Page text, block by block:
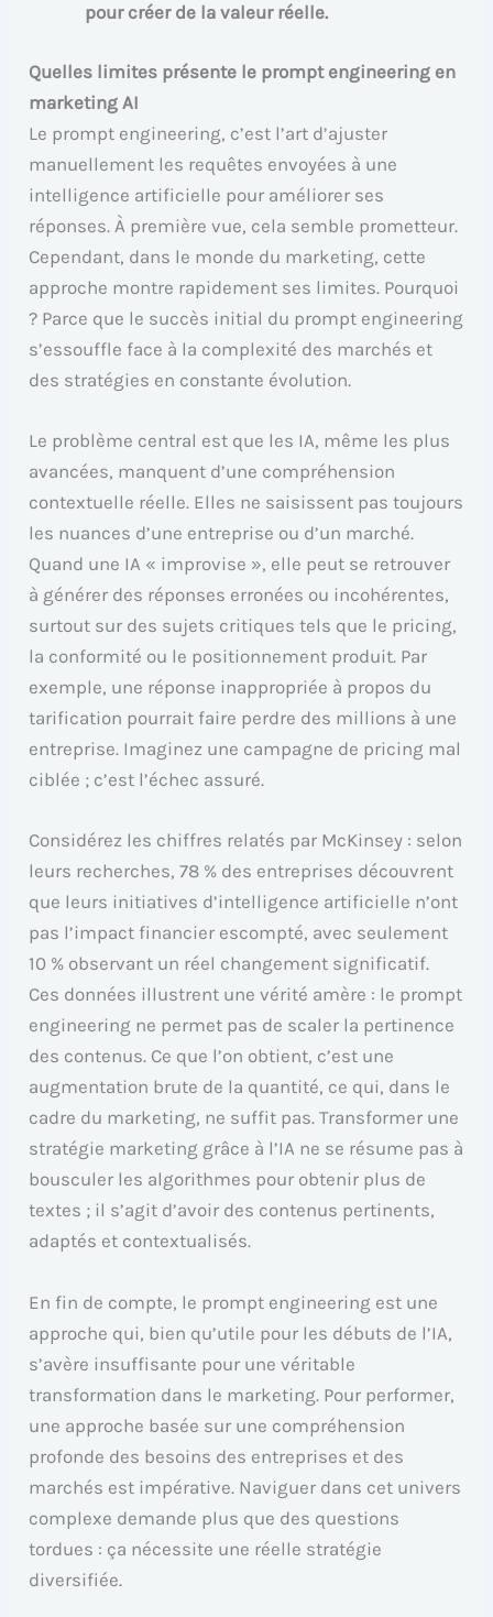
pour créer de la valeur réelle.
Quelles limites présente le prompt engineering en
marketing AI
Le prompt engineering, c’est l’art d’ajuster
manuellement les requêtes envoyées à une
intelligence artificielle pour améliorer ses
réponses. À première vue, cela semble prometteur.
Cependant, dans le monde du marketing, cette
approche montre rapidement ses limites. Pourquoi
? Parce que le succès initial du prompt engineering
s’essouffle face à la complexité des marchés et
des stratégies en constante évolution.
Le problème central est que les IA, même les plus
avancées, manquent d’une compréhension
contextuelle réelle. Elles ne saisissent pas toujours
les nuances d’une entreprise ou d’un marché.
Quand une IA « improvise », elle peut se retrouver
à générer des réponses erronées ou incohérentes,
surtout sur des sujets critiques tels que le pricing,
la conformité ou le positionnement produit. Par
exemple, une réponse inappropriée à propos du
tarification pourrait faire perdre des millions à une
entreprise. Imaginez une campagne de pricing mal
ciblée ; c’est l’échec assuré.
Considérez les chiffres relatés par McKinsey : selon
leurs recherches, 78 % des entreprises découvrent
que leurs initiatives d’intelligence artificielle n’ont
pas l’impact financier escompté, avec seulement
10 % observant un réel changement significatif.
Ces données illustrent une vérité amère : le prompt
engineering ne permet pas de scaler la pertinence
des contenus. Ce que l’on obtient, c’est une
augmentation brute de la quantité, ce qui, dans le
cadre du marketing, ne suffit pas. Transformer une
stratégie marketing grâce à l’IA ne se résume pas à
bousculer les algorithmes pour obtenir plus de
textes ; il s’agit d’avoir des contenus pertinents,
adaptés et contextualisés.
En fin de compte, le prompt engineering est une
approche qui, bien qu’utile pour les débuts de l’IA,
s’avère insuffisante pour une véritable
transformation dans le marketing. Pour performer,
une approche basée sur une compréhension
profonde des besoins des entreprises et des
marchés est impérative. Naviguer dans cet univers
complexe demande plus que des questions
tordues : ça nécessite une réelle stratégie
diversifiée.